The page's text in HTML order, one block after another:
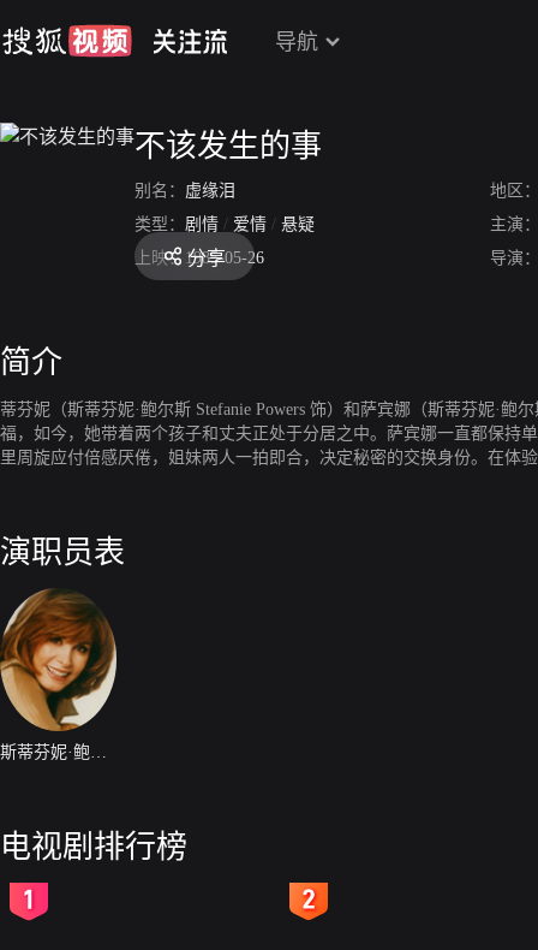
导航
不该发生的事
别名： 虚缘泪
地区
类型： 剧情 / 爱情 / 悬疑
主演
上映： 1985-05-26 导演
分享
简介
蒂芬妮（斯蒂芬妮·鲍尔斯 Stefanie Powers 饰）和萨宾娜（斯蒂芬妮·
福，如今，她带着两个孩子和丈夫正处于分居之中。萨宾娜一直都保持
里周旋应付倍感厌倦，姐妹两人一拍即合，决定秘密的交换身份。在体
演职员表
电视剧排行榜